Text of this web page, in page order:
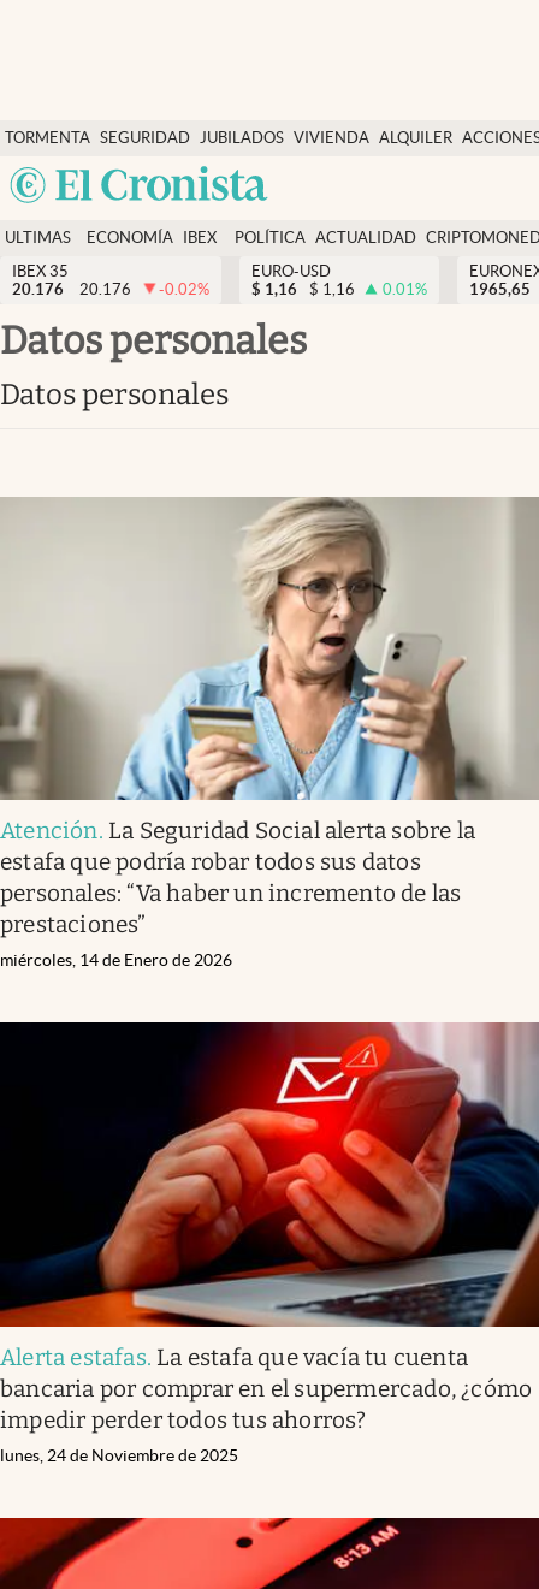
TORMENTA SEGURIDAD
SOCIAL
JUBILADOS VIVIENDA ALQUILER
USA
Economía y finanzas
Política
Actualidad
Criptomonedas
España
ULTIMAS
NOTICIAS
ECONOMÍA
FINANZAS
IBEX
EURO
POLÍTICA ACTUALIDAD
IBEX 35
20.176
20.176 -0.02%
EURO-USD
$ 1,16 $ 1,16 0.01%
1965,65
datos personales
datos personales
Atención. La Seguridad Social alerta sobre la
estafa que podría robar todos sus datos
personales: “Va haber un incremento de las
prestaciones”
miércoles, 14 de Enero de 2026
Alerta estafas. La estafa que vacía tu cuenta
bancaria por comprar en el supermercado, ¿cómo
impedir perder todos tus ahorros?
lunes, 24 de Noviembre de 2025